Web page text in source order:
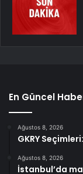
En Güncel
Ağustos 8, 2026
GKRY
Ağustos 8, 2026
İstanbul’da